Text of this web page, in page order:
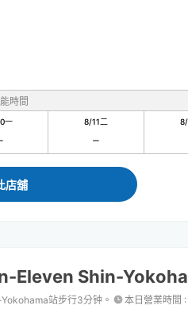
時間
一 8/11二
店舖
Eleven Shin-
站步行3分钟。 本日營業時間 :